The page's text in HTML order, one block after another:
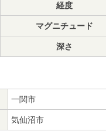
経度
マグニチュード
深さ
一関市
気仙沼市